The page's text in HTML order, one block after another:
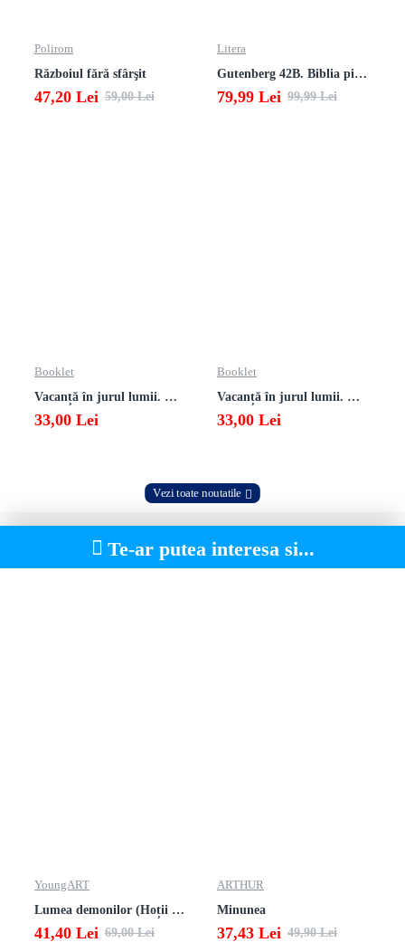
Polirom
Războiul fără sfârşit
47,20 Lei 59,00 Lei
Litera
Gutenberg 42B. Biblia pierduta
79,99 Lei 99,99 Lei
Booklet
Vacanță în jurul lumii. Matematică clasa a VII-a – EDIȚIA 2026
33,00 Lei
Booklet
Vacanță în jurul lumii. Matematică clasa a VI-a – EDIȚIA 2026
33,00 Lei
Vezi toate noutatile
Te-ar putea interesa si...
YoungART
Lumea demonilor (Hoții de fum 2)
41,40 Lei 69,00 Lei
ARTHUR
Minunea
37,43 Lei 49,90 Lei